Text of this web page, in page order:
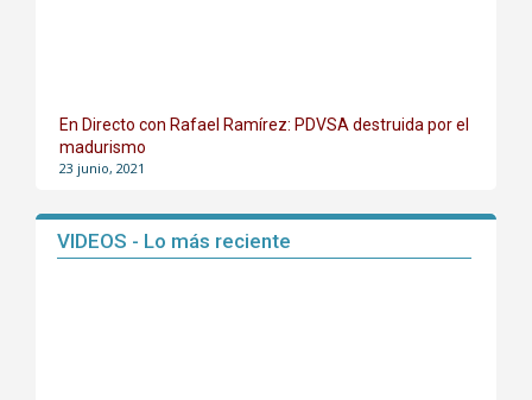
En Directo con Rafael Ramírez: PDVSA destruida por el
madurismo
23 junio, 2021
VIDEOS - Lo más reciente